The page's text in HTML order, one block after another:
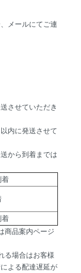
メールにてご連
させていただき
内に発送させて
から到着までは
着
着
商品案内ページ
る場合はお客様
よる配達遅延が